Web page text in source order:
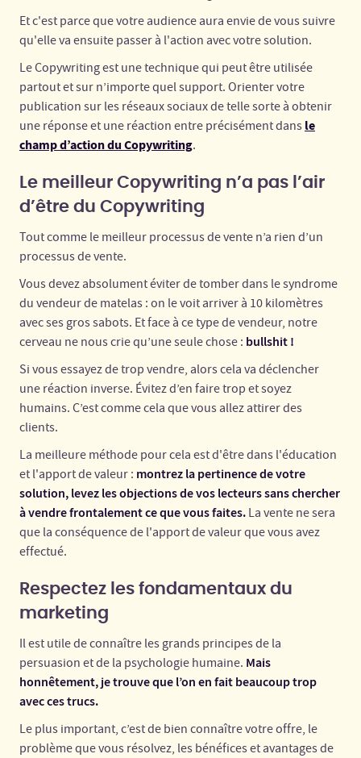
Et c'est parce que votre audience aura envie de vous suivre
qu'elle va ensuite passer à l'action avec votre solution.
Le Copywriting est une technique qui peut être utilisée
partout et sur n’importe quel support. Orienter votre
publication sur les réseaux sociaux de telle sorte à obtenir
une réponse et une réaction entre précisément dans le
champ d’action du Copywriting.
Le meilleur Copywriting n’a pas l’air
d’être du Copywriting
Tout comme le meilleur processus de vente n’a rien d’un
processus de vente.
Vous devez absolument éviter de tomber dans le syndrome
du vendeur de matelas : on le voit arriver à 10 kilomètres
avec ses gros sabots. Et face à ce type de vendeur, notre
cerveau ne nous crie qu’une seule chose : bullshit !
Si vous essayez de trop vendre, alors cela va déclencher
une réaction inverse. Évitez d’en faire trop et soyez
humains. C’est comme cela que vous allez attirer des
clients.
La meilleure méthode pour cela est d'être dans l'éducation
et l'apport de valeur : montrez la pertinence de votre
solution, levez les objections de vos lecteurs sans chercher
à vendre frontalement ce que vous faites. La vente ne sera
que la conséquence de l'apport de valeur que vous avez
effectué.
Respectez les fondamentaux du
marketing
Il est utile de connaître les grands principes de la
persuasion et de la psychologie humaine. Mais
honnêtement, je trouve que l’on en fait beaucoup trop
avec ces trucs.
Le plus important, c’est de bien connaître votre offre, le
problème que vous résolvez, les bénéfices et avantages de